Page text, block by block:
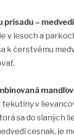
prísadu –
v lesoch a
k čerstvému
v
sa do slaných
cesnak, je